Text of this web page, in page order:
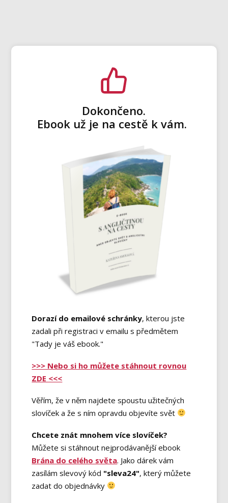
Dokončeno.
Ebook už je na cestě k vám.
Dorazí do emailové schránky, kterou jste
zadali při registraci v emailu s předmětem
"Tady je váš ebook."
>>> Nebo si ho můžete stáhnout rovnou
ZDE <<<
Věřím, že v něm najdete spoustu užitečných
slovíček a že s ním opravdu objevíte svět
Chcete znát mnohem více slovíček?
Můžete si stáhnout nejprodávanější ebook
Brána do celého světa. Jako dárek vám
zasílám slevový kód "sleva24", který můžete
zadat do objednávky